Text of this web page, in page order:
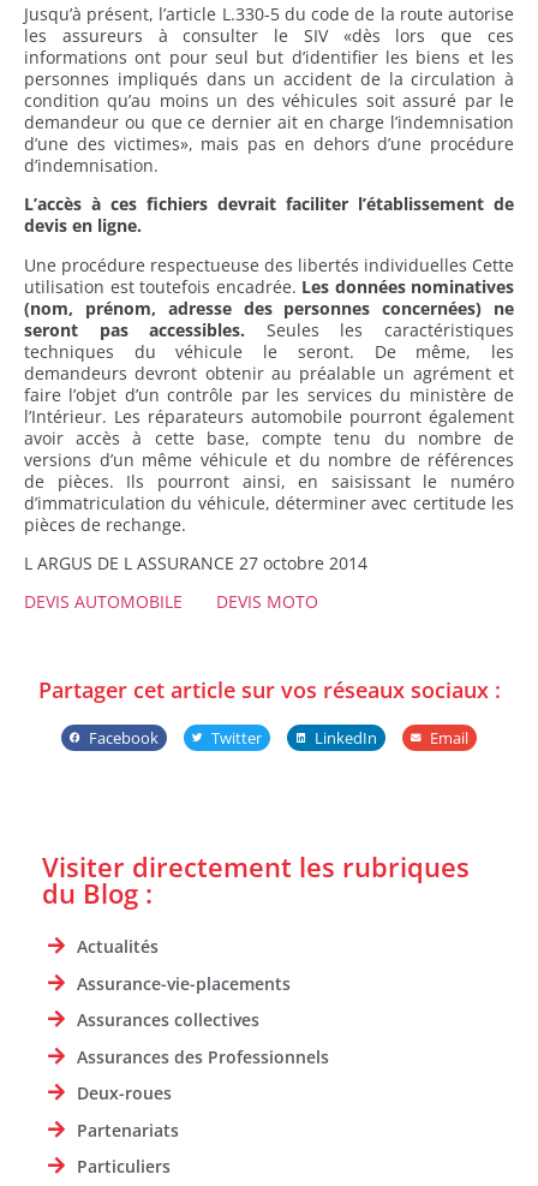
Jusqu’à présent, l’article L.330-5 du code de la route autorise
les assureurs à consulter le SIV «dès lors que ces
informations ont pour seul but d’identifier les biens et les
personnes impliqués dans un accident de la circulation à
condition qu’au moins un des véhicules soit assuré par le
demandeur ou que ce dernier ait en charge l’indemnisation
d’une des victimes», mais pas en dehors d’une procédure
d’indemnisation.
L’accès à ces fichiers devrait faciliter l’établissement de
devis en ligne.
Une procédure respectueuse des libertés individuelles Cette
utilisation est toutefois encadrée. Les données nominatives
(nom, prénom, adresse des personnes concernées) ne
seront pas accessibles. Seules les caractéristiques
techniques du véhicule le seront. De même, les
demandeurs devront obtenir au préalable un agrément et
faire l’objet d’un contrôle par les services du ministère de
l’Intérieur. Les réparateurs automobile pourront également
avoir accès à cette base, compte tenu du nombre de
versions d’un même véhicule et du nombre de références
de pièces. Ils pourront ainsi, en saisissant le numéro
d’immatriculation du véhicule, déterminer avec certitude les
pièces de rechange.
L ARGUS DE L ASSURANCE 27 octobre 2014
DEVIS AUTOMOBILE
DEVIS MOTO
Partager cet article sur vos réseaux sociaux :
Facebook Twitter LinkedIn Email
Visiter directement les rubriques
du Blog :
Actualités
Assurance-vie-placements
Assurances collectives
Assurances des Professionnels
Deux-roues
Partenariats
Particuliers